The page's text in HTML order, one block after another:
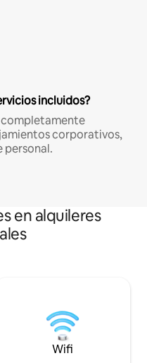
incluidos?
completamente
corporativos,
personal.
en alquileres
Wifi